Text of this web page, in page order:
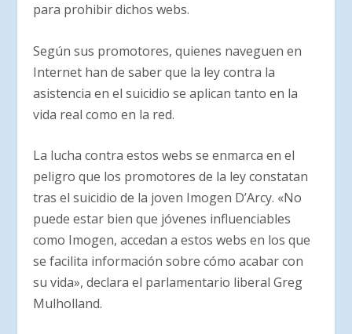
para prohibir dichos webs.
Según sus promotores, quienes naveguen en
Internet han de saber que la ley contra la
asistencia en el suicidio se aplican tanto en la
vida real como en la red.
La lucha contra estos webs se enmarca en el
peligro que los promotores de la ley constatan
tras el suicidio de la joven Imogen D’Arcy. «No
puede estar bien que jóvenes influenciables
como Imogen, accedan a estos webs en los que
se facilita información sobre cómo acabar con
su vida», declara el parlamentario liberal Greg
Mulholland.